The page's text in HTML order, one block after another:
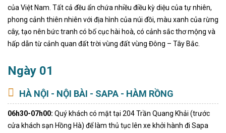
của Việt Nam. Tất cả đều ẩn chứa nhiều điều kỳ diệu của tự nhiên,
phong cảnh thiên nhiên với địa hình của núi đồi, màu xanh của rừng
cây, tạo nên bức tranh có bố cục hài hoà, có cảnh sắc thơ mộng và
hấp dẫn từ cảnh quan đất trời vùng đất vùng Đông – Tây Bắc.
Ngày 01
HÀ NỘI - NỘI BÀI - SAPA - HÀM RỒNG
06h30-07h00: Quý khách có mặt tại 204 Trần Quang Khải (trước
cửa khách sạn Hồng Hà) để làm thủ tục lên xe khởi hành đi Sapa